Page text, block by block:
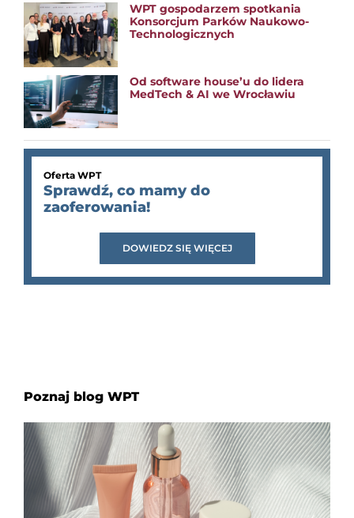
WPT gospodarzem spotkania
Konsorcjum Parków Naukowo-
Technologicznych
Od software house’u do lidera
MedTech & AI we Wrocławiu
Oferta WPT
Sprawdź, co mamy do
zaoferowania!
DOWIEDZ SIĘ WIĘCEJ
Poznaj blog WPT